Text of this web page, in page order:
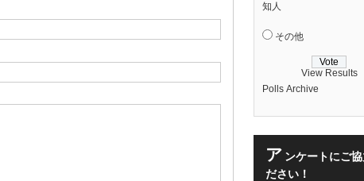
知人
その他
View Results
Polls Archive
ア ンケートにご
ださい！